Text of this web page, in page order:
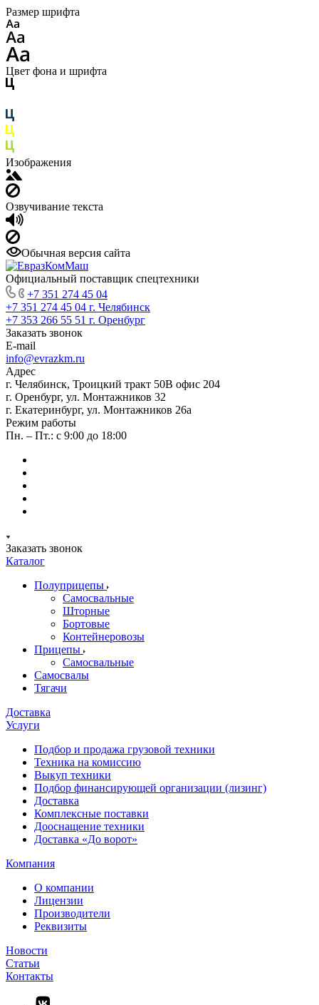
Размер шрифта
Цвет фона и шрифта
Изображения
Озвучивание текста
Обычная версия сайта
Официальный поставщик спецтехники
+7 351 274 45 04
+7 351 274 45 04 г. Челябинск
+7 353 266 55 51 г. Оренбург
Заказать звонок
E-mail
info@evrazkm.ru
Адрес
г. Челябинск, Троицкий тракт 50В офис 204
г. Оренбург, ул. Монтажников 32
г. Екатеринбург, ул. Монтажников 26а
Режим работы
Пн. – Пт.: с 9:00 до 18:00
Заказать звонок
Каталог
Полуприцепы
Самосвальные
Шторные
Бортовые
Контейнеровозы
Прицепы
Самосвальные
Самосвалы
Тягачи
Доставка
Услуги
Подбор и продажа грузовой техники
Техника на комиссию
Выкуп техники
Подбор финансирующей организации (лизинг)
Доставка
Комплексные поставки
Дооснащение техники
Доставка «До ворот»
Компания
О компании
Лицензии
Производители
Реквизиты
Новости
Статьи
Контакты